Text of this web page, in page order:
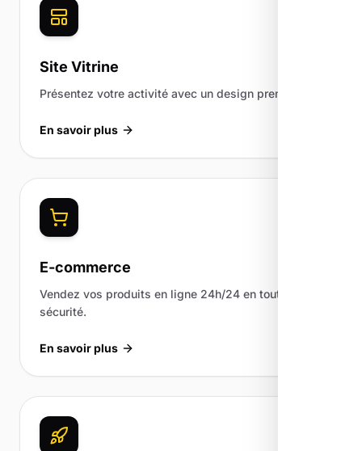
Site Vitrine
Présentez votre activité avec un design premium.
En savoir plus
E-commerce
Vendez vos produits en ligne 24h/24 en toute
sécurité.
En savoir plus